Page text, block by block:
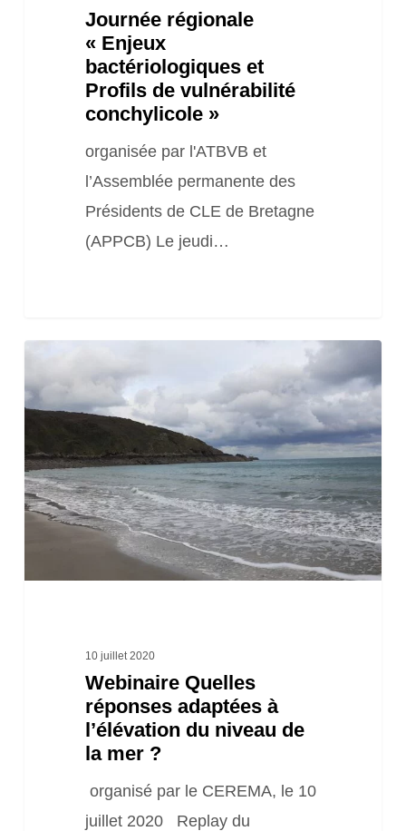
Journée régionale
« Enjeux
bactériologiques et
Profils de vulnérabilité
conchylicole »
organisée par l'ATBVB et
l’Assemblée permanente des
Présidents de CLE de Bretagne
(APPCB) Le jeudi…
Webinaire
Quelles
réponses
adaptées
à
l’élévation
10 juillet 2020
Webinaire Quelles
réponses adaptées à
l’élévation du niveau de
la mer ?
organisé par le CEREMA, le 10
juillet 2020 Replay du